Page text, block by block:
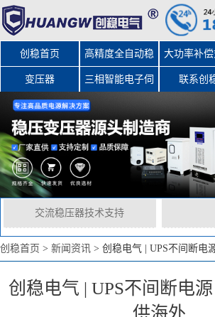
创稳首页 高精度全自动稳
压器
大功率补
力稳压
变压器 三相智能电子伺 联系创
交流稳压器技术支持
创稳首页 > 新闻资讯 > 创稳电气 | UPS不间断电
创稳电气 | UPS不间断电